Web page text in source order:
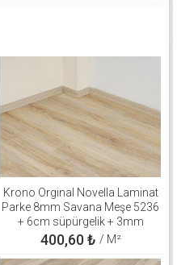
Krono Orginal Novella Laminat
Parke 8mm Savana Meşe 5236
+ 6cm süpürgelik + 3mm
Kapron Takım
400,60₺ / M²